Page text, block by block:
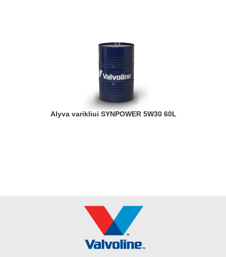
Alyva varikliui SYNPOWER 5W30 60L